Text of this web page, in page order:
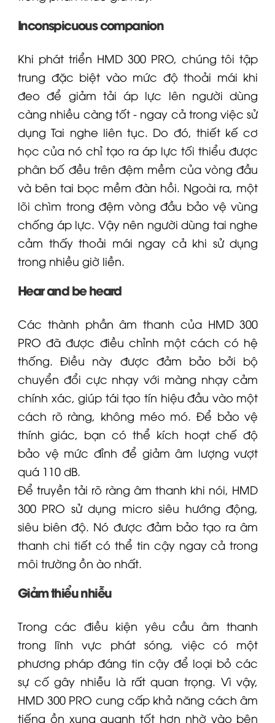
Inconspicuous companion
Khi phát triển HMD 300 PRO, chúng tôi tập
trung đặc biệt vào mức độ thoải mái khi
đeo để giảm tải áp lực lên người dùng
càng nhiều càng tốt - ngay cả trong việc sử
dụngTai nghe liên tục. Do đó, thiết kế cơ
học của nó chỉ tạo ra áp lực tối thiểu được
phân bố đều trên đệm mềm của vòng đầu
và bên tai bọc mềm đàn hồi. Ngoài ra, một
lõi chìm trong đệm vòng đầu bảo vệ vùng
chống áp lực. Vậy nên người dùng tai nghe
cảm thấy thoải mái ngay cả khi sử dụng
trong nhiều giờ liền.
Hear and be heard
Các thành phần âm thanh của HMD 300
PRO đã được điều chỉnh một cách có hệ
thống. Điều này được đảm bảo bởi bộ
chuyển đổi cực nhạy với màng nhạy cảm
chính xác, giúp tái tạo tín hiệu đầu vào một
cách rõ ràng, không méo mó. Để bảo vệ
thính giác, bạn có thể kích hoạt chế độ
bảo vệ mức đỉnh để giảm âm lượng vượt
quá 110 dB.
Để truyền tải rõ ràng âm thanh khi nói, HMD
300 PRO sử dụng micro siêu hướng động,
siêu biên độ. Nó được đảm bảo tạo ra âm
thanh chi tiết có thể tin cậy ngay cả trong
môi trường ồn ào nhất.
Giảm thiểu nhiễu
Trong các điều kiện yêu cầu âm thanh
trong lĩnh vực phát sóng, việc có một
phương pháp đáng tin cậy để loại bỏ các
sự cố gây nhiễu là rất quan trọng. Vì vậy,
HMD 300 PRO cung cấp khả năng cách âm
tiếng ồn xung quanh tốt hơn nhờ vào bên